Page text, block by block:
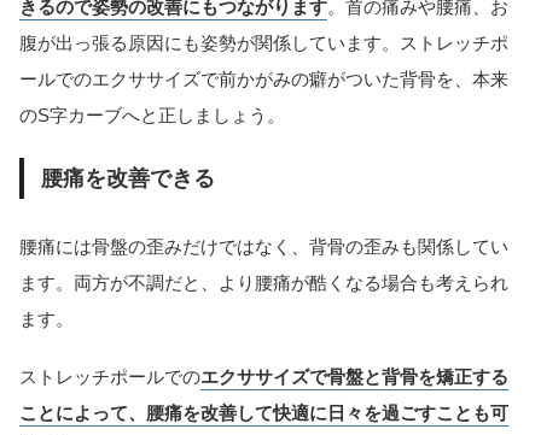
きるので姿勢の改善にもつながります。首の痛みや腰痛、お
腹が出っ張る原因にも姿勢が関係しています。ストレッチポ
ールでのエクササイズで前かがみの癖がついた背骨を、本来
のS字カーブへと正しましょう。
腰痛を改善できる
腰痛には骨盤の歪みだけではなく、背骨の歪みも関係してい
ます。両方が不調だと、より腰痛が酷くなる場合も考えられ
ます。
ストレッチポールでのエクササイズで骨盤と背骨を矯正する
ことによって、腰痛を改善して快適に日々を過ごすことも可